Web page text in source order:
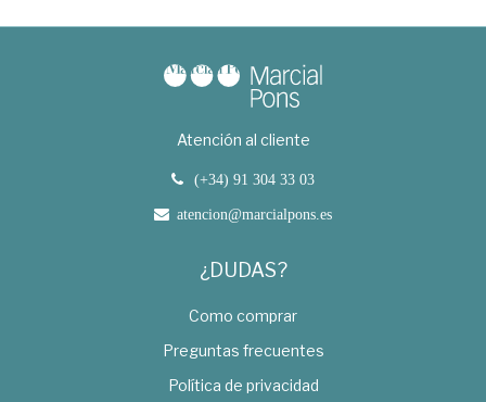
Atención al cliente
(+34) 91 304 33 03
atencion@marcialpons.es
¿DUDAS?
Como comprar
Preguntas frecuentes
Política de privacidad